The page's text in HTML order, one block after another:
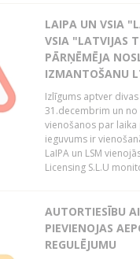
LAIPA UN VSIA
VSIA "LATVIJAS
PĀRŅĒMĒJA
IZMANTOŠANU
Izlīgums aptver
31.decembrim un no
vienošanos par
ieguvums ir
LaIPA un LSM
Licensing S.L.U
AUTORTIESĪBU
PIEVIENOJAS
REGULĒJUMU